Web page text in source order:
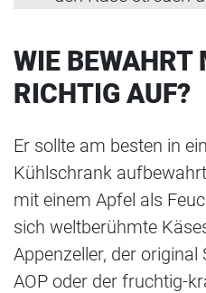
WIE BEWAHRT
RICHTIG AUF?
Er sollte am besten in
Kühlschrank
mit einem Apfel als
sich weltberühmte
Appenzeller, der
AOP oder der fruchtig-